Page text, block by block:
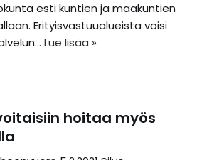
esti kuntien ja maakuntien
Erityisvastuualueista voisi
Lue lisää »
hoitaa myös